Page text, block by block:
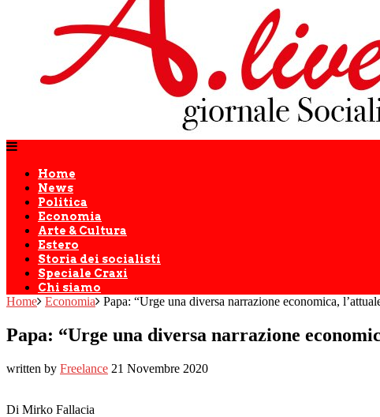
Home
News
Politica
Economia
Arte & Cultura
Estero
Storia dei socialisti
Speciale Craxi
Chi siamo
Home Economia Papa: “Urge una diversa narrazione economica,
Papa: “Urge una diversa narrazione
written by Freelance 21 Novembre 2020
Di Mirko Fallacia